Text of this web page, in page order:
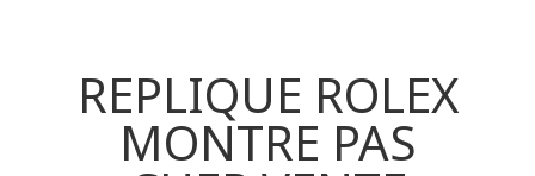
REPLIQUE ROLEX
MONTRE PAS